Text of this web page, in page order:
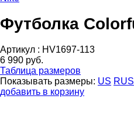
Футболка
Артикул : HV1697-113
6 990 руб.
Таблица размеров
Показывать размеры: US RUS
добавить в корзину